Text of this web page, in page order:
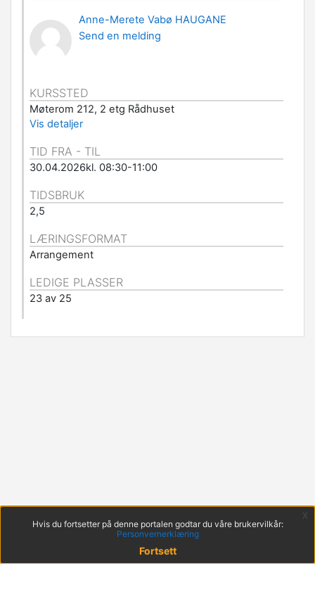
Anne-Merete Vabø HAUGANE
Send en melding
KURSSTED
Møterom 212, 2 etg Rådhuset
Vis detaljer
TID FRA - TIL
30.04.2026kl. 08:30-11:00
TIDSBRUK
2,5
LÆRINGSFORMAT
Arrangement
LEDIGE PLASSER
23 av 25
Hvis du fortsetter på denne portalen godtar du våre brukervilkår:
Personvernerklæring
Fortsett
x